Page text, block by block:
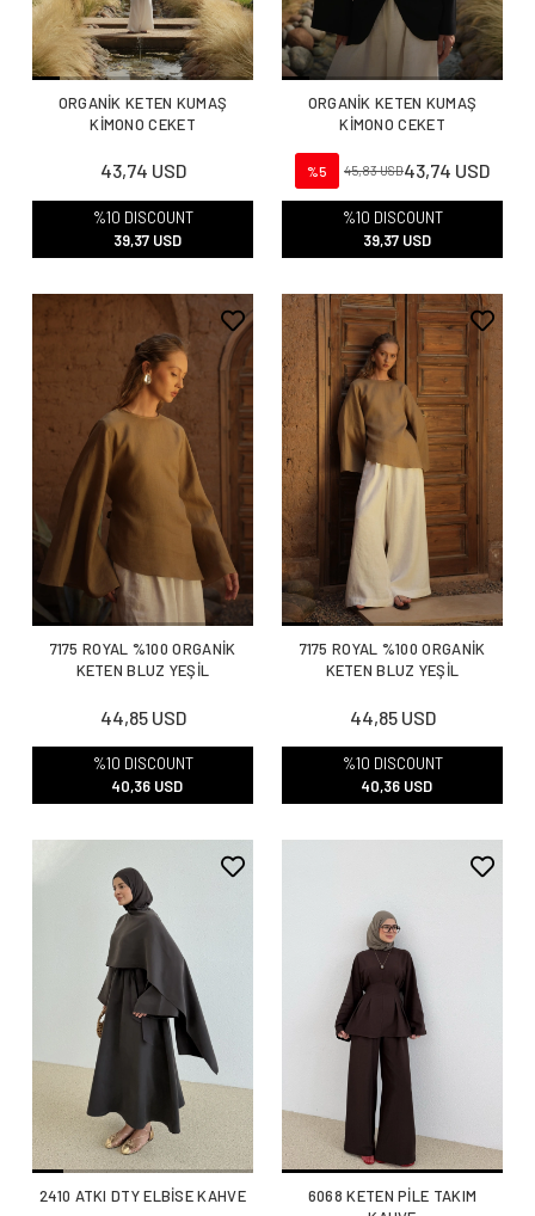
ORGANİK KETEN KUMAŞ
KİMONO CEKET
43,74 USD
%10 DISCOUNT
39,37 USD
ORGANİK KETEN KUMAŞ
KİMONO CEKET
%5 45,83 USD43,74 USD
%10 DISCOUNT
39,37 USD
7175 ROYAL %100 ORGANİK
KETEN BLUZ YEŞİL
44,85 USD
%10 DISCOUNT
40,36 USD
7175 ROYAL %100 ORGANİK
KETEN BLUZ YEŞİL
44,85 USD
%10 DISCOUNT
40,36 USD
2410 ATKI DTY ELBİSE KAHVE
6068 KETEN PİLE TAKIM